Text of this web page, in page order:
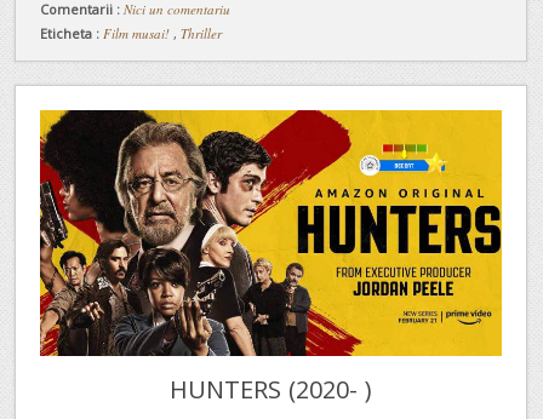
Comentarii : Nici un comentariu
Eticheta : Film musai! , Thriller
HUNTERS (2020- )